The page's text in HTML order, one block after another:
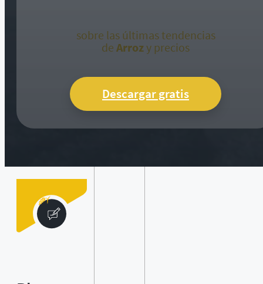
sobre las últimas tendencias
de Arrozy precios
Descargar gratis